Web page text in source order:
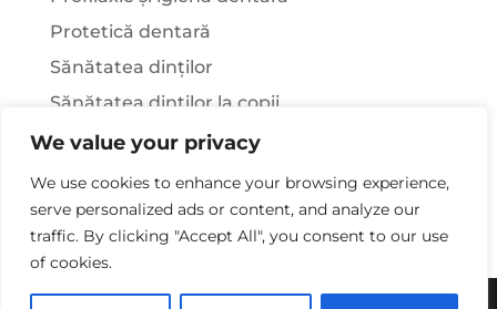
We value your privacy
We use cookies to enhance your browsing experience,
serve personalized ads or content, and analyze our
traffic. By clicking "Accept All", you consent to our use
of cookies.
Protetică dentară
Sănătatea dinților
Sănătatea dinților la copii
Știați că…?
Tratamentul stomatologic la pacienții cu
afecțiuni sistemice